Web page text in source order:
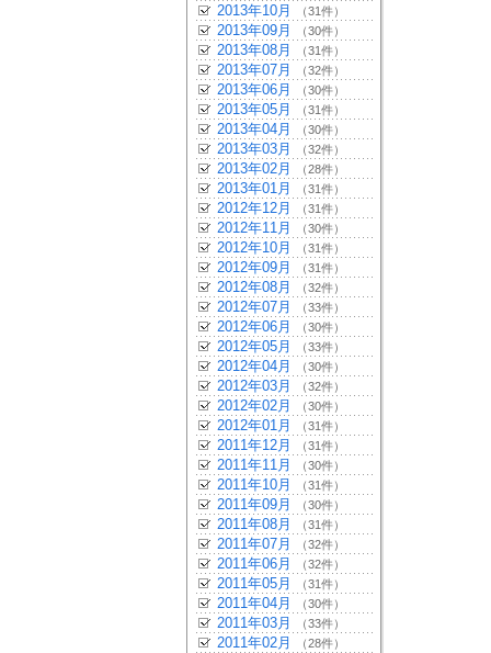
2013年10月 （31件）
2013年09月 （30件）
2013年08月 （31件）
2013年07月 （32件）
2013年06月 （30件）
2013年05月 （31件）
2013年04月 （30件）
2013年03月 （32件）
2013年02月 （28件）
2013年01月 （31件）
2012年12月 （31件）
2012年11月 （30件）
2012年10月 （31件）
2012年09月 （31件）
2012年08月 （32件）
2012年07月 （33件）
2012年06月 （30件）
2012年05月 （33件）
2012年04月 （30件）
2012年03月 （32件）
2012年02月 （30件）
2012年01月 （31件）
2011年12月 （31件）
2011年11月 （30件）
2011年10月 （31件）
2011年09月 （30件）
2011年08月 （31件）
2011年07月 （32件）
2011年06月 （32件）
2011年05月 （31件）
2011年04月 （30件）
2011年03月 （33件）
2011年02月 （28件）